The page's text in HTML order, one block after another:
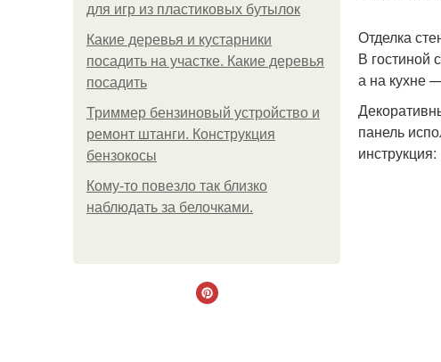
для игр из пластиковых бутылок
Какие деревья и кустарники
посадить на участке. Какие деревья
посадить
Триммер бензиновый устройство и
ремонт штанги. Конструкция
бензокосы
Кому-то повезло так близко
наблюдать за белочками.
Отделка
В гостиной
а на кухне
панель
инструкция: